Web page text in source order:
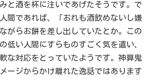
と酒を杯に注いであげたそうです。で
間であれば、「おれも酒飲めないし嫌
がらお餅を差し出していたとか。この
低い人間にすらものすごく気を遣い、
な対応をとっていたようです。神算鬼
ージからかけ離れた逸話ではあります